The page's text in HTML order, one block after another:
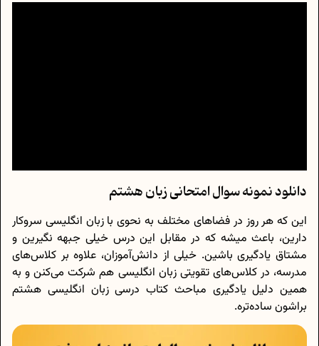
دانلود نمونه سوال امتحانی زبان هشتم
این که هر روز در فضاهای مختلف به نحوی با زبان انگلیسی سروکار
دارین، باعث میشه که در مقابل این درس خیلی جبهه نگیرین و
مشتاق یادگیری باشین. خیلی از دانش‌آموزان، علاوه بر کلاس‌های
مدرسه، در کلاس‌های تقویتی زبان انگلیسی هم شرکت می‌کنن و به
همین دلیل یادگیری مباحث کتاب درسی زبان انگلیسی هشتم
براشون ساده‌تره.